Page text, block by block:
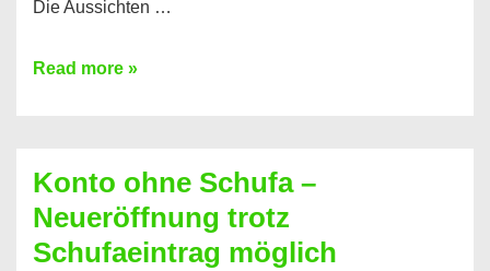
Die Aussichten …
Mit
Sie
einen
Kredit
Read more »
Konto ohne Schufa –
Neueröffnung trotz
Schufaeintrag möglich